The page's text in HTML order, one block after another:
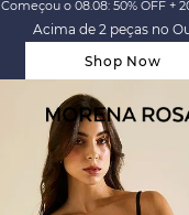
Começou o 08.08: 50% OFF +
Acima de 2 peças no
Shop Now